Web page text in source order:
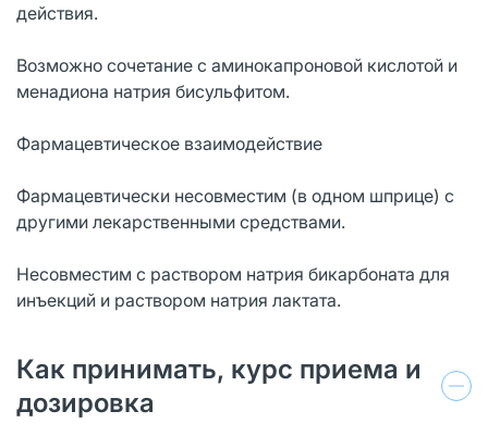
действия.
Возможно сочетание с аминокапроновой кислотой и
менадиона натрия бисульфитом.
Фармацевтическое взаимодействие
Фармацевтически несовместим (в одном шприце) с
другими лекарственными средствами.
Несовместим с раствором натрия бикарбоната для
инъекций и раствором натрия лактата.
Как принимать, курс приема и
дозировка